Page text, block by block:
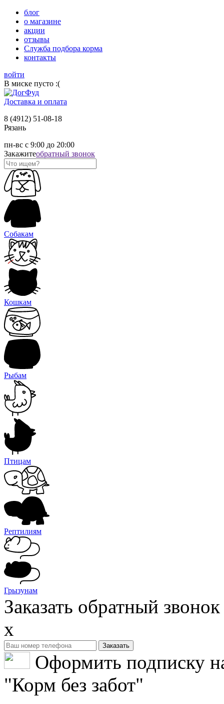
блог
о магазине
акции
отзывы
Служба подбора корма
контакты
войти
В миске пусто :(
Доставка и оплата
8 (4912) 51-08-18
Рязань
пн-вс с 9:00 до 20:00
Закажитеобратный звонок
Собакам
Кошкам
Рыбам
Птицам
Рептилиям
Грызунам
Заказать обратный звонок
x
Оформить подписку
"Корм без забот"